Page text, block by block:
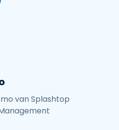
van Splashtop